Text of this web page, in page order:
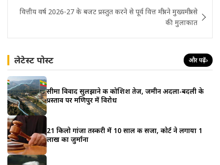
वित्तीय वर्ष 2026-27 के बजट प्रस्तुत करने से पूर्व वित्त मंत्री ने मुख्यमंत्री से
की मुलाकात
लेटेस्ट पोस्ट और पढ़ें›
सीमा विवाद सुलझाने की कोशिश तेज, जमीन अदला-बदली के
प्रस्ताव पर मणिपुर में विरोध
21 किलो गांजा तस्करी में 10 साल की सजा, कोर्ट ने लगाया 1
लाख का जुर्माना